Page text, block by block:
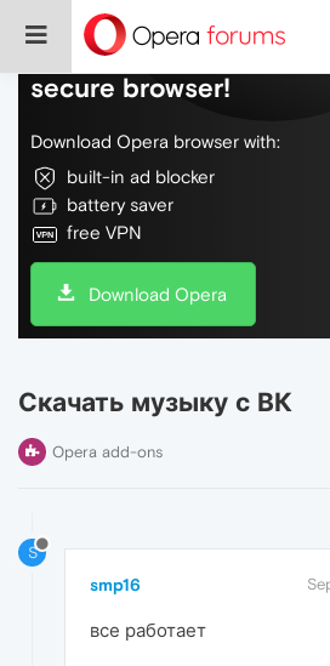
Do more on the web,
secure browser!
Download Opera browser with:
built-in ad blocker
battery saver
free VPN
Download Opera
Скачать музыку с ВК
Opera add-ons
S
smp16
все работает